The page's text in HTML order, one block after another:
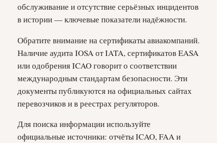
обслуживание и отсутствие серьёзных инцидентов
в истории — ключевые показатели надёжности.
Обратите внимание на сертификаты авиакомпаний.
Наличие аудита IOSA от IATA, сертификатов EASA
или одобрения ICAO говорит о соответствии
международным стандартам безопасности. Эти
документы публикуются на официальных сайтах
перевозчиков и в реестрах регуляторов.
Для поиска информации используйте
официальные источники: отчёты ICAO, FAA и